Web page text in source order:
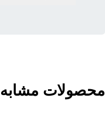
محصولات مشابه